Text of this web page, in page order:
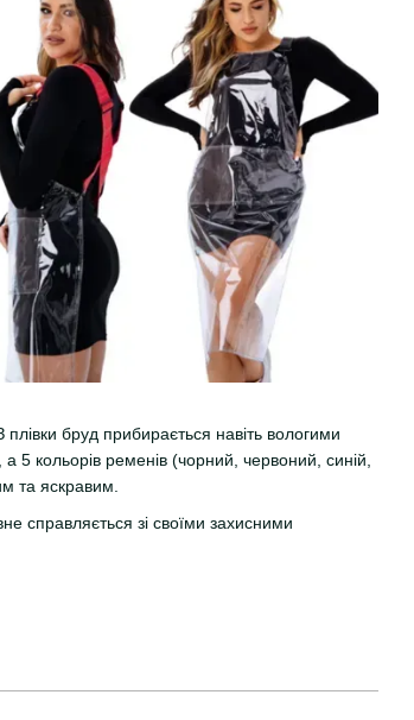
бруд прибирається навіть вологими
5 кольорів ременів (чорний, червоний, синій,
та яскравим.
справляється зі своїми захисними